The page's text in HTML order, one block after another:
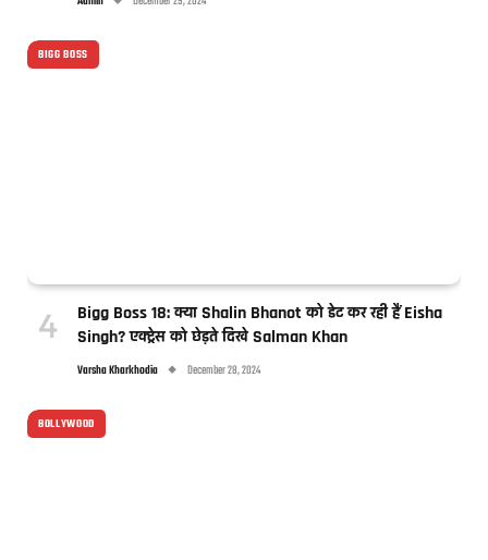
BIGG BOSS
Bigg Boss 18: क्या Shalin Bhanot को डेट कर रही हैं Eisha
Singh? एक्ट्रेस को छेड़ते दिखे Salman Khan
Varsha Kharkhodia December 28, 2024
BOLLYWOOD